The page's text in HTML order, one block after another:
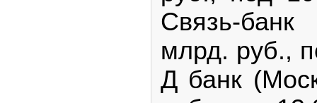
Связь-
млрд. руб.,
Д банк